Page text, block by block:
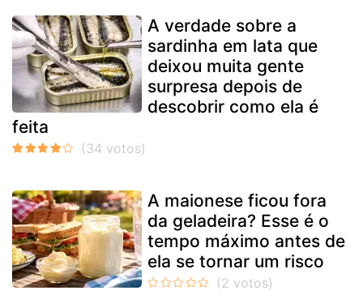
A verdade sobre a
sardinha em lata que
deixou muita gente
surpresa depois de
descobrir como ela é
feita
A maionese ficou fora
da geladeira? Esse é o
tempo máximo antes de
ela se tornar um risco